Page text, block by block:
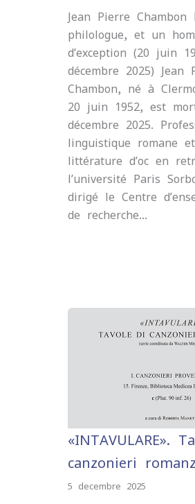
Jean-Pierre Chambon
philologue, et un
d’exception (20 juin
décembre 2025) Jean-
Chambon, né à
20 juin 1952, est
décembre 2025.
linguistique romane
littérature d’oc en
l’université Paris-
dirigé le Centre
de recherche…
«INTAVULARE».
canzonieri
5 decembre 2025